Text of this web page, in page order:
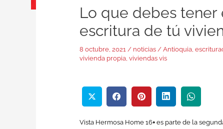
Lo que debes tener
escritura de tú
8 octubre, 2021 / noticias/ Antioquia,
vivienda propia, viviendas vis
Vista Hermosa Home 16+ es parte de la